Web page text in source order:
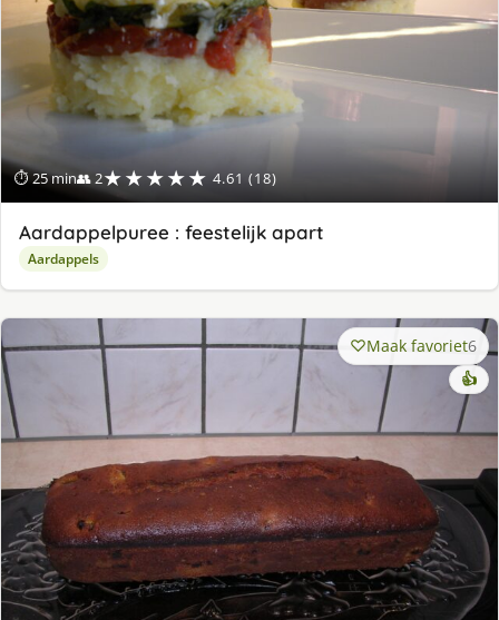
⏱ 25 min👥 2★★★★★ 4.61 (18)
Aardappelpuree : feestelijk apart
Aardappels
Maak favoriet6
👍